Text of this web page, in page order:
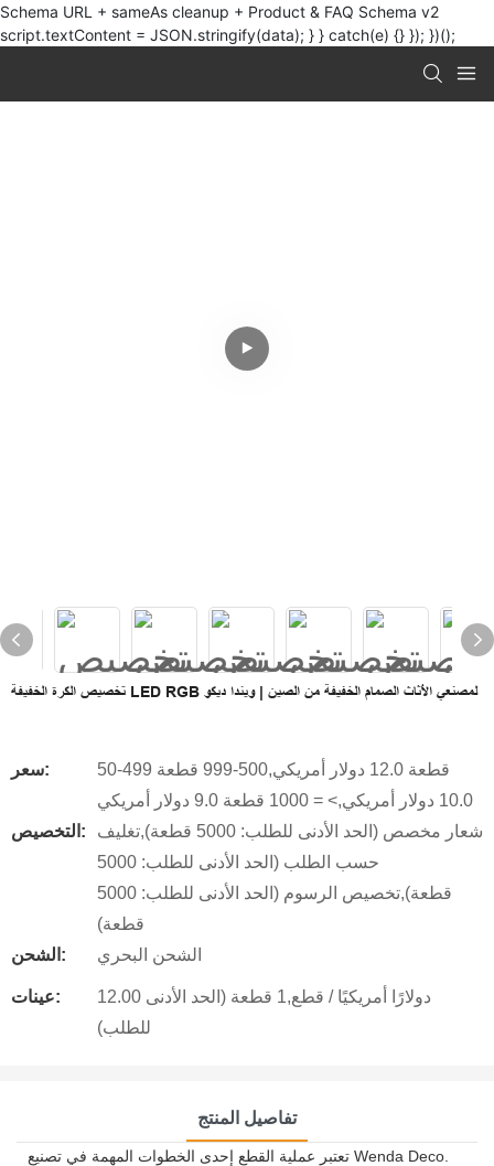
Schema URL + sameAs cleanup + Product & FAQ Schema v2
script.textContent = JSON.stringify(data); } } catch(e) {} }); })();
تخصيص الكرة الخفيفة LED RGB لمصنعي الأثاث الصمام الخفيفة من الصين | ويندا ديكو
سعر:
50-499 قطعة 12.0 دولار أمريكي,500-999 قطعة
10.0 دولار أمريكي,> = 1000 قطعة 9.0 دولار أمريكي
التخصيص:
شعار مخصص (الحد الأدنى للطلب: 5000 قطعة),تغليف
حسب الطلب (الحد الأدنى للطلب: 5000
قطعة),تخصيص الرسوم (الحد الأدنى للطلب: 5000
قطعة)
الشحن:
الشحن البحري
عينات:
12.00 دولارًا أمريكيًا / قطع,1 قطعة (الحد الأدنى
للطلب)
تفاصيل المنتج
تعتبر عملية القطع إحدى الخطوات المهمة في تصنيع Wenda Deco.